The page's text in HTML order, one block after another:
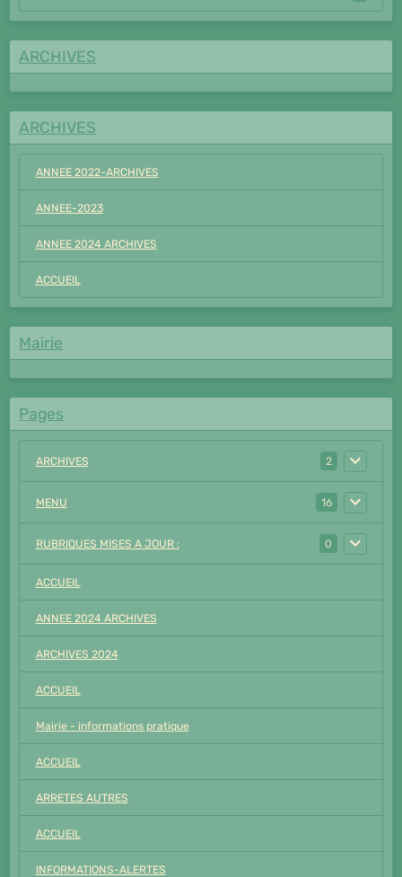
ARCHIVES
ARCHIVES
ANNEE 2022-ARCHIVES
ANNEE-2023
ANNEE 2024 ARCHIVES
ACCUEIL
Mairie
Pages
ARCHIVES 2
MENU 16
RUBRIQUES MISES A JOUR : 0
ACCUEIL
ANNEE 2024 ARCHIVES
ARCHIVES 2024
ACCUEIL
Mairie - informations pratique
ACCUEIL
ARRETES AUTRES
ACCUEIL
INFORMATIONS-ALERTES